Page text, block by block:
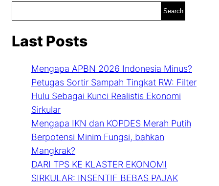
Search
Last Posts
Mengapa APBN 2026 Indonesia Minus?
Petugas Sortir Sampah Tingkat RW: Filter
Hulu Sebagai Kunci Realistis Ekonomi
Sirkular
Mengapa IKN dan KOPDES Merah Putih
Berpotensi Minim Fungsi, bahkan
Mangkrak?
DARI TPS KE KLASTER EKONOMI
SIRKULAR: INSENTIF BEBAS PAJAK